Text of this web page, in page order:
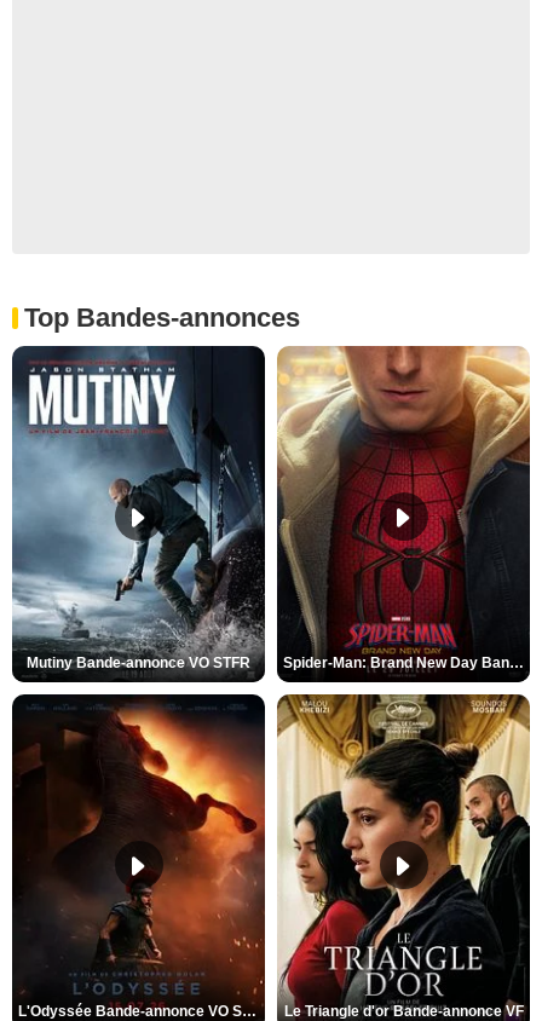
Top Bandes-annonces
Mutiny Bande-annonce VO STFR Spider-Man: Brand New Day Bande-annonce VO STFR
L'Odyssée Bande-annonce VO STFR Le Triangle d'or Bande-annonce VF